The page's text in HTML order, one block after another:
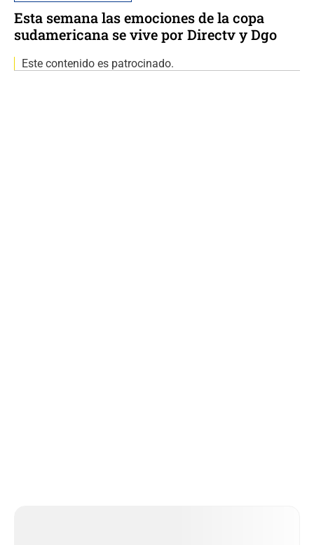
Esta semana las emociones de la copa
sudamericana se vive por Directv y Dgo
Este contenido es patrocinado.